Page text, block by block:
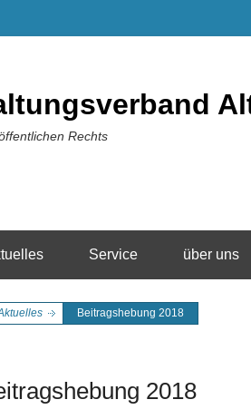
Rechts
Service über uns
Beitragshebung 2018
2018